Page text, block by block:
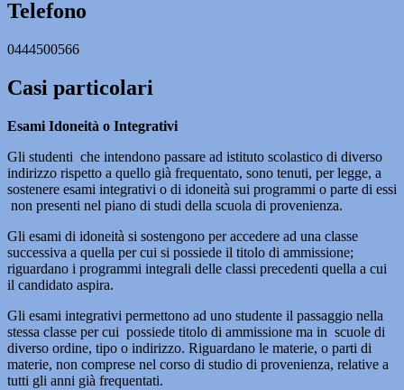
Telefono
0444500566
Casi particolari
Esami Idoneità o Integrativi
Gli studenti che intendono passare ad istituto scolastico di diverso
indirizzo rispetto a quello già frequentato, sono tenuti, per legge, a
sostenere esami integrativi o di idoneità sui programmi o parte di essi
non presenti nel piano di studi della scuola di provenienza.
Gli esami di idoneità si sostengono per accedere ad una classe
successiva a quella per cui si possiede il titolo di ammissione;
riguardano i programmi integrali delle classi precedenti quella a cui
il candidato aspira.
Gli esami integrativi permettono ad uno studente il passaggio nella
stessa classe per cui possiede titolo di ammissione ma in scuole di
diverso ordine, tipo o indirizzo. Riguardano le materie, o parti di
materie, non comprese nel corso di studio di provenienza, relative a
tutti gli anni già frequentati.